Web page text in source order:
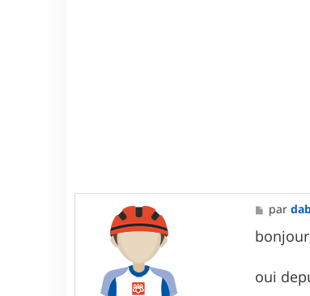
M
e
s
s
g
e
par
oui